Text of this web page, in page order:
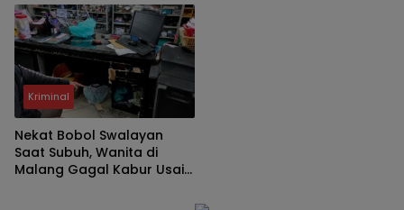
Sorotan
Kriminal
Nekat Bobol Swalayan
Saat Subuh, Wanita di
Malang Gagal Kabur Usai